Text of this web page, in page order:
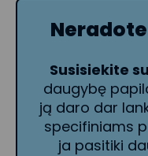
Susisiekite
daugybę
ją daro dar
specifiniams
ja pasitiki